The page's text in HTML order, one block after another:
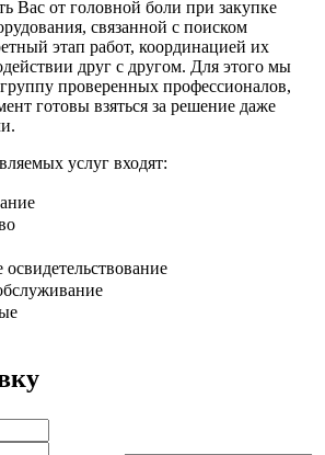
Вас от головной боли при закупке
связанной с поиском
этап работ, координацией их
друг с другом. Для этого мы
проверенных профессионалов,
готовы взяться за решение даже
услуг входят:
освидетельствование